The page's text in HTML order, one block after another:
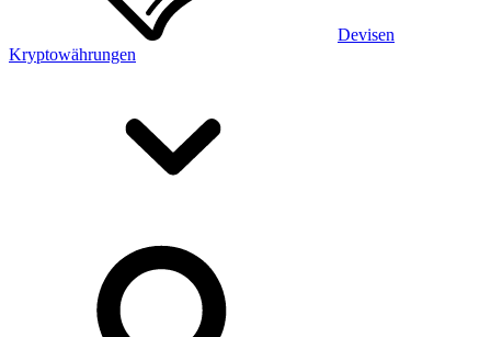
Devisen
Kryptowährungen